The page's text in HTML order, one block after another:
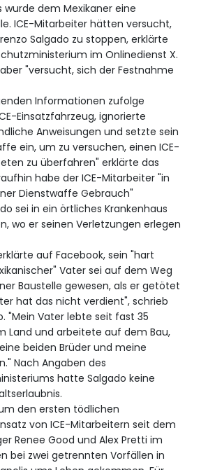
wurde dem Mexikaner eine
ICE-Mitarbeiter hätten versucht,
Salgado zu stoppen, erklärte
im Onlinedienst X.
"versucht, sich der Festnahme
Informationen zufolge
Einsatzfahrzeug, ignorierte
Anweisungen und setzte sein
ein, um zu versuchen, einen ICE-
zu überfahren" erklärte das
habe der ICE-Mitarbeiter "in
Dienstwaffe Gebrauch"
sei in ein örtliches Krankenhaus
wo er seinen Verletzungen erlegen
auf Facebook, sein "hart
Vater sei auf dem Weg
Baustelle gewesen, als er getötet
hat das nicht verdient", schrieb
"Mein Vater lebte seit fast 35
Land und arbeitete auf dem Bau,
beiden Brüder und meine
Nach Angaben des
hatte Salgado keine
den ersten tödlichen
von ICE-Mitarbeitern seit dem
Renee Good und Alex Pretti im
bei zwei getrennten Vorfällen in